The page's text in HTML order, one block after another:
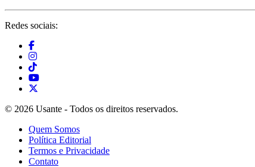
Redes sociais:
© 2026 Usante - Todos os direitos reservados.
Quem Somos
Política Editorial
Termos e Privacidade
Contato